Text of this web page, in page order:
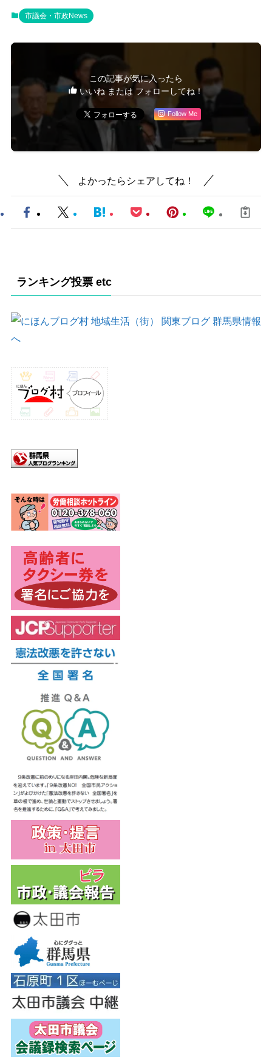
市議会・市政News
この記事が気に入ったら
いいね または フォローしてね！
Follow Me
よかったらシェアしてね！
ランキング投票 etc